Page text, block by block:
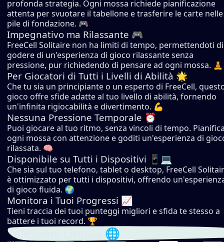
profonda strategia. Ogni mossa richiede pianificazione
attenta per svuotare il tabellone e trasferire le carte nelle
pile di fondazione. 🎮
Impegnativo ma Rilassante 🎮
FreeCell Solitaire non ha limiti di tempo, permettendoti di
godere di un'esperienza di gioco rilassante senza
pressione, pur richiedendo di pensare ad ogni mossa. 🧘
Per Giocatori di Tutti i Livelli di Abilità 🌟
Che tu sia un principiante o un esperto di FreeCell,
gioco offre sfide adatte al tuo livello di abilità, fornendo
un'infinita rigiocabilità e divertimento. 💪
Nessuna Pressione Temporale ⏰
Puoi giocare al tuo ritmo, senza vincoli di tempo.
ogni mossa con attenzione e goditi un'esperienza di
rilassata. 🧠
Disponibile su Tutti i Dispositivi 📱💻
Che sia sul tuo telefono, tablet o desktop, FreeCell
è ottimizzato per tutti i dispositivi, offrendo
di gioco fluida. 🌍
Monitora i Tuoi Progressi 📈
Tieni traccia dei tuoi punteggi migliori e sfida te stesso a
battere i tuoi record. 🏆
Seleziona Lingua 🌐